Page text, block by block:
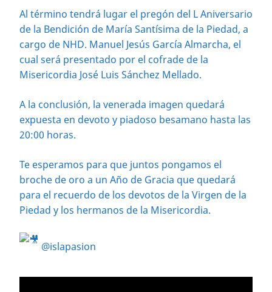
Al término tendrá lugar el pregón del L Aniversario
de la Bendición de María Santísima de la Piedad, a
cargo de NHD. Manuel Jesús García Almarcha, el
cual será presentado por el cofrade de la
Misericordia José Luis Sánchez Mellado.
A la conclusión, la venerada imagen quedará
expuesta en devoto y piadoso besamano hasta las
20:00 horas.
Te esperamos para que juntos pongamos el
broche de oro a un Año de Gracia que quedará
para el recuerdo de los devotos de la Virgen de la
Piedad y los hermanos de la Misericordia.
@islapasion